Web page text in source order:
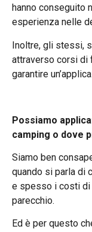
hanno conseguito
esperienza nelle
Inoltre, gli stessi,
attraverso corsi di
garantire
Possiamo
camping o dove
Siamo ben
quando si parla di
e spesso i costi di
parecchio.
Ed è per questo